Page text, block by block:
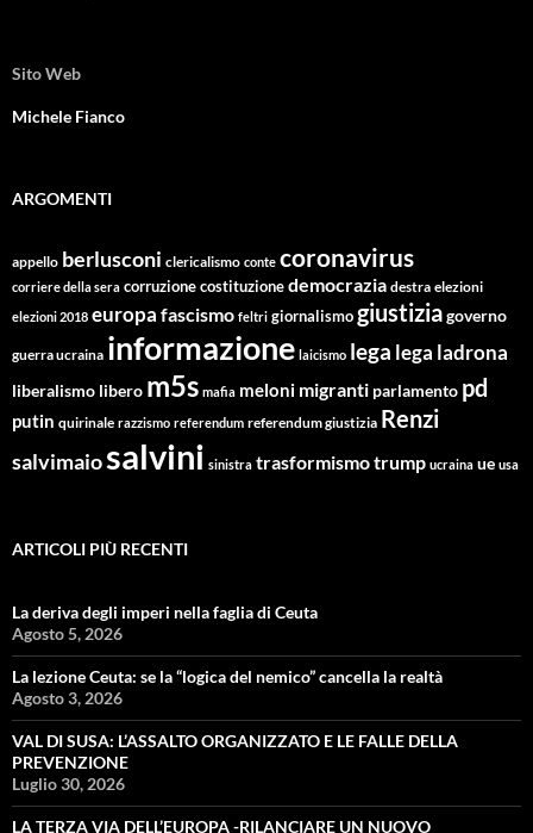
Sito Web
Michele Fianco
ARGOMENTI
appello berlusconi clericalismo conte coronavirus
corriere della sera corruzionecostituzionedemocrazia destra elezioni
elezioni 2018 europa fascismo feltri giornalismogiustiziagoverno
guerra ucraina informazione laicismo lega lega ladrona
liberalismo libero m5s mafia meloni migranti parlamento pd
putin quirinale razzismo referendum referendum giustizia Renzi
salvimaiosalvini sinistra trasformismotrump ucraina ue usa
ARTICOLI PIÙ RECENTI
La deriva degli imperi nella faglia di Ceuta
Agosto 5, 2026
La lezione Ceuta: se la “logica del nemico” cancella la realtà
Agosto 3, 2026
VAL DI SUSA: L’ASSALTO ORGANIZZATO E LE FALLE DELLA
PREVENZIONE
Luglio 30, 2026
LA TERZA VIA DELL’EUROPA -RILANCIARE UN NUOVO